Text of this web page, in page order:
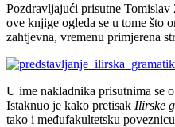
Pozdravljajući prisutne
ove knjige ogleda se u tome što
zahtjevna, vremenu primjerena
U ime nakladnika prisutnima se
Istaknuo je kako pretisak Ilirske
tako i međufakultetsku